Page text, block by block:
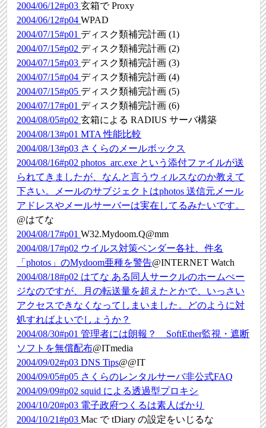
2004/06/12#p03玄箱で Proxy
2004/06/12#p04WPAD
2004/07/15#p01 ディスク類補完計画 (1)
2004/07/15#p02 ディスク類補完計画 (2)
2004/07/15#p03 ディスク類補完計画 (3)
2004/07/15#p04 ディスク類補完計画 (4)
2004/07/15#p05 ディスク類補完計画 (5)
2004/07/17#p01 ディスク類補完計画 (6)
2004/08/05#p02玄箱による RADIUS サーバ構築
2004/08/13#p01MTA 性能比較
2004/08/13#p03 さくらのメールボックス
2004/08/16#p02photos_arc.exe という添付ファイルが送
られてきましたが、なんと言うウィルスなのか教えて
下さい。メールのサブジェクトはphotos 送信元メール
アドレスやメールサーバーは実在してるみたいです。
@はてな
2004/08/17#p01W32.Mydoom.Q@mm
2004/08/17#p02 ウイルス対策ベンダー各社、件名
「photos」のMydoom亜種を警告@INTERNET Watch
2004/08/18#p02 はてな ある同人サークルのホームぺー
ジなのですが、月の転送量を超えたとかで、いっさい
アクセスできなくなってしまいました。どのように対
処すればよいでしょうか？
2004/08/30#p01管理者には朗報？ SoftEther監視・遮断
ソフトを無償配布@ITmedia
2004/09/02#p03DNS Tips@@IT
2004/09/05#p05 さくらのレンタルサーバ非公式FAQ
2004/09/09#p02squid による透過型プロキシ
2004/10/20#p03 電子政府つくるは素人ばかり
2004/10/21#p03Mac で tDiary の設定をいじるな